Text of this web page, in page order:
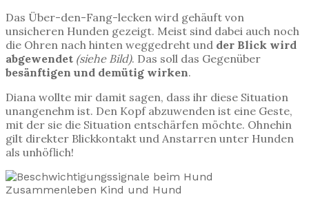
Das Über-den-Fang-lecken wird gehäuft von
unsicheren Hunden gezeigt. Meist sind dabei auch noch
die Ohren nach hinten weggedreht und der Blick wird
abgewendet (siehe Bild). Das soll das Gegenüber
besänftigen und demütig wirken.
Diana wollte mir damit sagen, dass ihr diese Situation
unangenehm ist. Den Kopf abzuwenden ist eine Geste,
mit der sie die Situation entschärfen möchte. Ohnehin
gilt direkter Blickkontakt und Anstarren unter Hunden
als unhöflich!